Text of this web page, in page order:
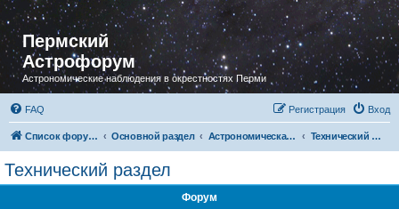
Пермский
Астрофорум
Астрономические наблюдения в окрестностях Перми
FAQ Вход
Регистрация
Список форумов Основной раздел Астрономическая фотография Технический раздел
Технический раздел
Форум